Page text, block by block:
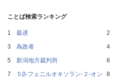
ことば検索ランキング
最遅
為政者
新潟地方裁判所
５β‐フェニルオキソラン‐２‐オン